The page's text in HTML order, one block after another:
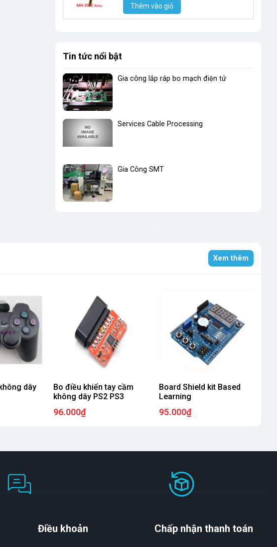
Thêm vào giỏ
Tin tức nổi bật
Gia công lắp ráp bo mạch điện tử
Services Cable Processing
Gia Công SMT
Xem thêm
dây
Bo điều khiển tay cầm
không dây PS2 PS3
96.000₫
Board Shield kit Based
Learning
95.000₫
Điều khoản Chấp nhận thanh toán